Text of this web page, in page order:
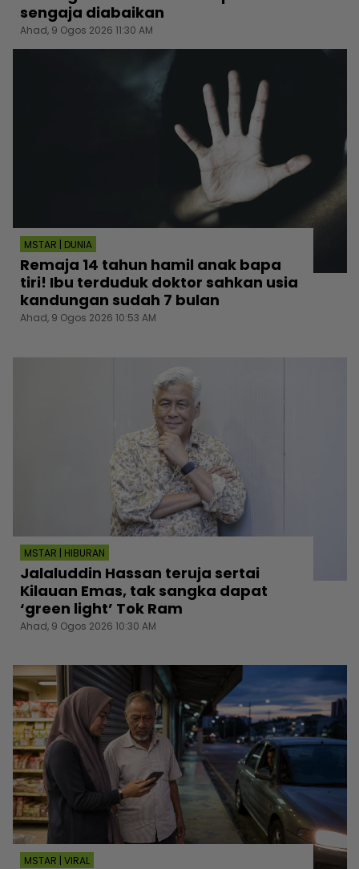
sengaja diabaikan
Ahad, 9 Ogos 2026 11:30 AM
MSTAR | DUNIA
Remaja 14 tahun hamil anak bapa
tiri! Ibu terduduk doktor sahkan usia
kandungan sudah 7 bulan
Ahad, 9 Ogos 2026 10:53 AM
MSTAR | HIBURAN
Jalaluddin Hassan teruja sertai
Kilauan Emas, tak sangka dapat
‘green light’ Tok Ram
Ahad, 9 Ogos 2026 10:30 AM
MSTAR | VIRAL